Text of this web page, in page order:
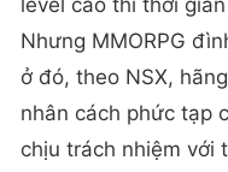
level cao thì thời
Nhưng MMORPG
ở đó, theo NSX,
nhân cách phức tạp
chịu trách nhiệm với